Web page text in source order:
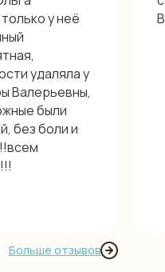
у неё
удаляла у
Валерьевны,
были
без боли и
Больше отзывов